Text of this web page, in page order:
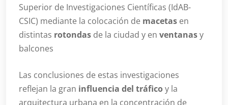
Superior de Investigaciones Científicas (IdAB-
CSIC) mediante la colocación de macetas en
distintas rotondas de la ciudad y en ventanasy
balcones
Las conclusiones de estas investigaciones
reflejan la gran influencia del tráficoy la
arquitectura urbana en la concentración de